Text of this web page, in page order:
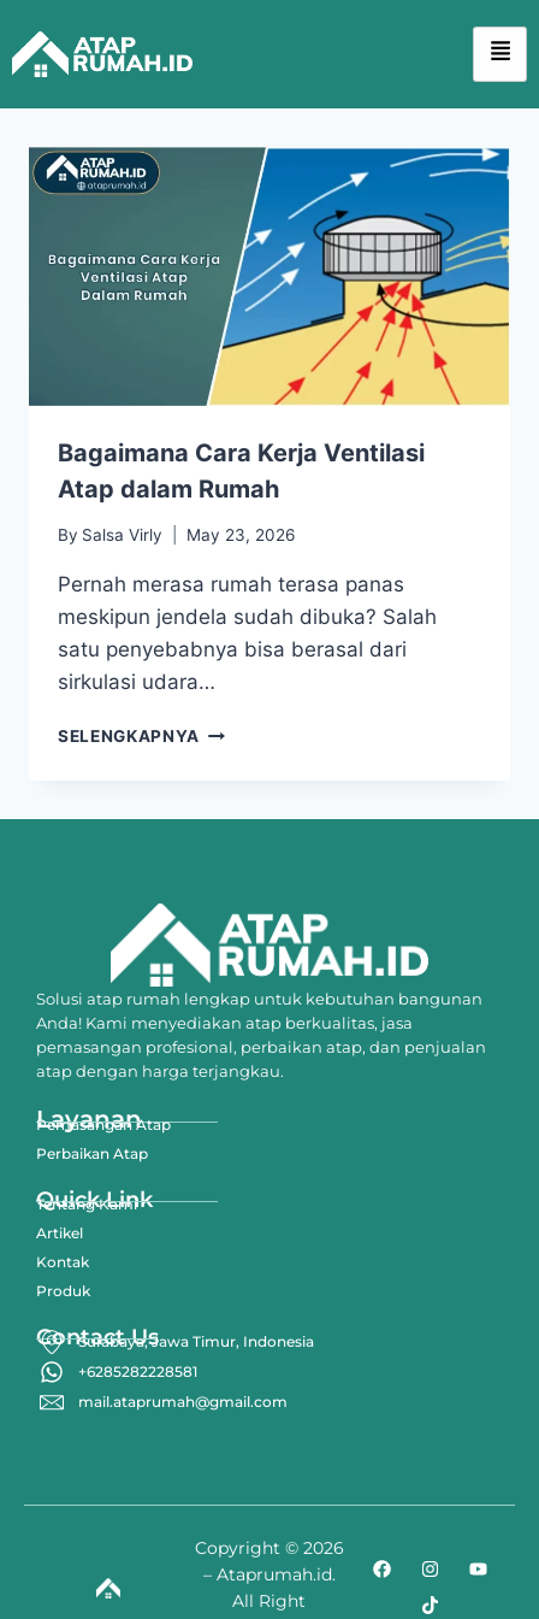
Bagaimana Cara Kerja Ventilasi
Atap dalam Rumah
By Salsa Virly May 23, 2026
Pernah merasa rumah terasa panas
meskipun jendela sudah dibuka? Salah
satu penyebabnya bisa berasal dari
sirkulasi udara…
SELENGKAPNYA
Solusi atap rumah lengkap untuk kebutuhan bangunan
Anda! Kami menyediakan atap berkualitas, jasa
pemasangan profesional, perbaikan atap, dan penjualan
atap dengan harga terjangkau.
Layanan
Pemasangan Atap
Perbaikan Atap
Quick Link
Tentang Kami
Artikel
Kontak
Produk
Contact Us
Surabaya, Jawa Timur, Indonesia
+6285282228581
mail.ataprumah@gmail.com
Copyright © 2026
– Ataprumah.id.
All Right